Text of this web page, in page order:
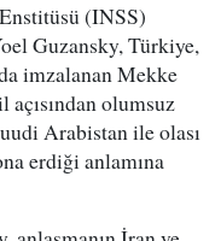
(INSS)
Guzansky, Türkiye,
imzalanan Mekke
açısından olumsuz
Arabistan ile olası
erdiği anlamına